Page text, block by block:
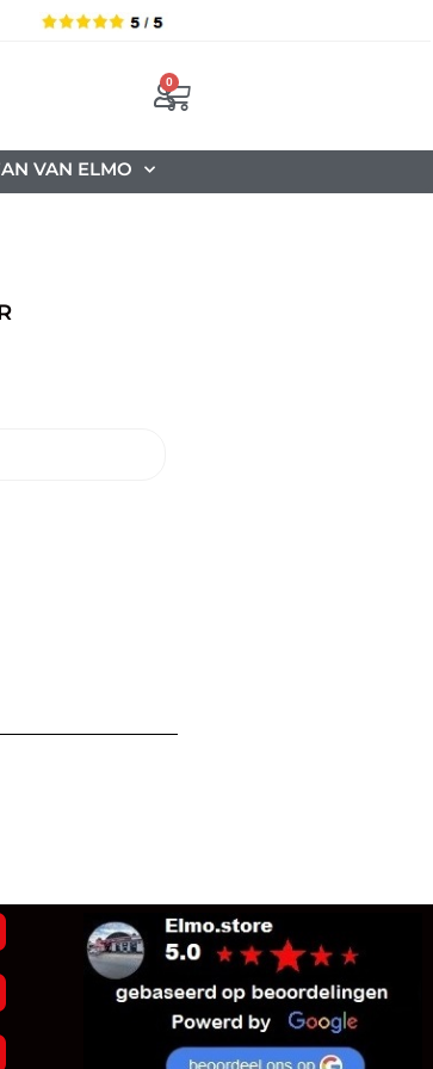
0
VAN ELMO